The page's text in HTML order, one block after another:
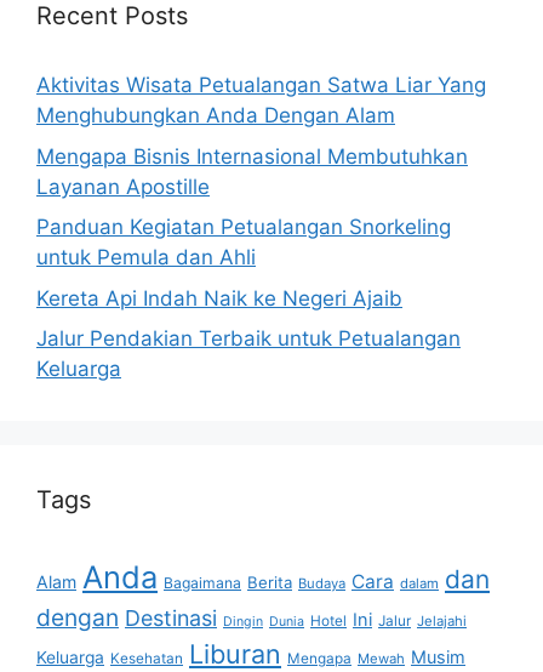
Recent Posts
Aktivitas Wisata Petualangan Satwa Liar Yang
Menghubungkan Anda Dengan Alam
Mengapa Bisnis Internasional Membutuhkan
Layanan Apostille
Panduan Kegiatan Petualangan Snorkeling
untuk Pemula dan Ahli
Kereta Api Indah Naik ke Negeri Ajaib
Jalur Pendakian Terbaik untuk Petualangan
Keluarga
Tags
Alam Anda Bagaimana Berita Budaya Cara dalam dan
dengan Destinasi Dingin Dunia Hotel Ini Jalur Jelajahi
Keluarga Kesehatan Liburan Mengapa Mewah Musim